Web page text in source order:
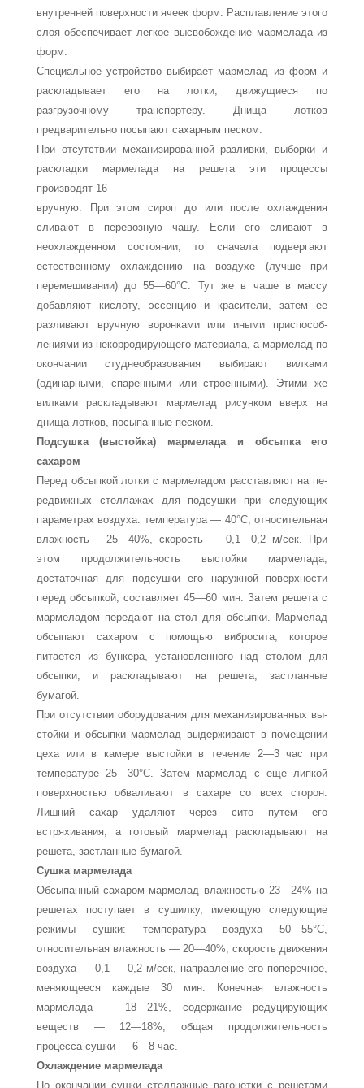
внутренней поверх­ности ячеек форм. Расплавление этого
слоя обеспечивает легкое высвобождение мармелада из
форм.
Специальное устройство выбирает мармелад из форм и
раскладывает его на лотки, движущиеся по
разгрузочному транспортеру. Днища лотков
предварительно посыпают са­харным песком.
При отсутствии механизированной разливки, выборки и
раскладки мармелада на решета эти процессы
производят 16
вручную. При этом сироп до или после охлаждения
сливают в перевозную чашу. Если его сливают в
неохлажденном со­стоянии, то сначала подвергают
естественному охлаждению на воздухе (лучше при
перемешивании) до 55—60°С. Тут же в чаше в массу
добавляют кислоту, эссенцию и красители, за­тем ее
разливают вручную воронками или иными приспособ­
лениями из некорродирующего материала, а мармелад по
окончании студнеобразования выбирают вилками
(одинарны­ми, спаренными или строенными). Этими же
вилками раскла­дывают мармелад рисунком вверх на
днища лотков, посыпан­ные песком.
Подсушка (выстойка) мармелада и обсыпка его
сахаром
Перед обсыпкой лотки с мармеладом расставляют на пе­
редвижных стеллажах для подсушки при следующих
пара­метрах воздуха: температура — 40°С, относительная
влаж­ность— 25—40%, скорость — 0,1—0,2 м/сек. При
этом про­должительность выстойки мармелада,
достаточная для под­сушки его наружной поверхности
перед обсыпкой, составля­ет 45—60 мин. Затем решета с
мармеладом передают на стол для обсыпки. Мармелад
обсыпают сахаром с помощью вибросита, которое
питается из бункера, установленного над столом для
обсыпки, и раскладывают на решета, застланные
бумагой.
При отсутствии оборудования для механизированных вы­
стойки и обсыпки мармелад выдерживают в помещении
цеха или в камере выстойки в течение 2—3 час при
темпера­туре 25—30°С. Затем мармелад с еще липкой
поверхностью обваливают в сахаре со всех сторон.
Лишний сахар удаляют через сито путем его
встряхивания, а готовый мармелад рас­кладывают на
решета, застланные бумагой.
Сушка мармелада
Обсыпанный сахаром мармелад влажностью 23—24% на
решетах поступает в сушилку, имеющую следующие
режимы сушки: температура воздуха 50—55°С,
относительная влаж­ность — 20—40%, скорость движения
воздуха — 0,1 — 0,2 м/сек, направление его поперечное,
меняющееся каж­дые 30 мин. Конечная влажность
мармелада — 18—21%, со­держание редуцирующих
веществ — 12—18%, общая про­должительность
процесса сушки — 6—8 час.
Охлаждение мармелада
По окончании сушки стеллажные вагонетки с решетами